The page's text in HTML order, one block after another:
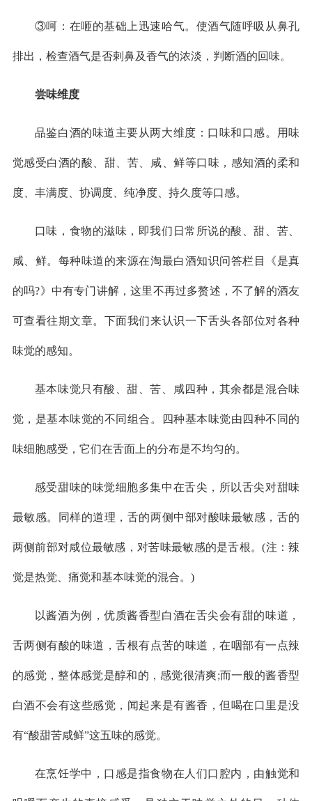
③呵：在咂的基础上迅速哈气。使酒气随呼吸从鼻孔
排出，检查酒气是否剌鼻及香气的浓淡，判断酒的回味。
尝味维度
品鉴白酒的味道主要从两大维度：口味和口感。用味
觉感受白酒的酸、甜、苦、咸、鲜等口味，感知酒的柔和
度、丰满度、协调度、纯净度、持久度等口感。
口味，食物的滋味，即我们日常所说的酸、甜、苦、
咸、鲜。每种味道的来源在淘最白酒知识问答栏目《是真
的吗?》中有专门讲解，这里不再过多赘述，不了解的酒友
可查看往期文章。下面我们来认识一下舌头各部位对各种
味觉的感知。
基本味觉只有酸、甜、苦、咸四种，其余都是混合味
觉，是基本味觉的不同组合。四种基本味觉由四种不同的
味细胞感受，它们在舌面上的分布是不均匀的。
感受甜味的味觉细胞多集中在舌尖，所以舌尖对甜味
最敏感。同样的道理，舌的两侧中部对酸味最敏感，舌的
两侧前部对咸位最敏感，对苦味最敏感的是舌根。(注：辣
觉是热觉、痛觉和基本味觉的混合。)
以酱酒为例，优质酱香型白酒在舌尖会有甜的味道，
舌两侧有酸的味道，舌根有点苦的味道，在咽部有一点辣
的感觉，整体感觉是醇和的，感觉很清爽;而一般的酱香型
白酒不会有这些感觉，闻起来是有酱香，但喝在口里是没
有“酸甜苦咸鲜”这五味的感觉。
在烹饪学中，口感是指食物在人们口腔内，由触觉和